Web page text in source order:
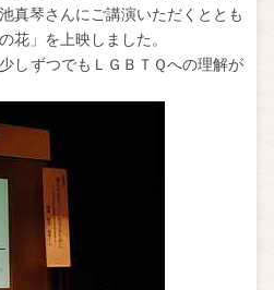
真琴さんにご講演いただくととも
花」を上映しました。
しずつでもＬＧＢＴＱへの理解が